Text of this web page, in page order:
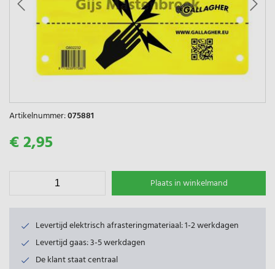
Artikelnummer:075881
€ 2,95
Plaats in winkelmand
Levertijd elektrisch afrasteringmateriaal: 1-2 werkdagen
Levertijd gaas: 3-5 werkdagen
De klant staat centraal